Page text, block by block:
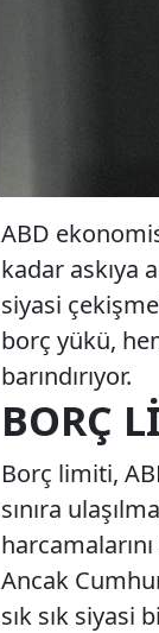
ABD
kadar askıya
siyasi
borç yükü,
barındırıyor.
BORÇ
Borç limiti,
sınıra
Ancak
sık sık